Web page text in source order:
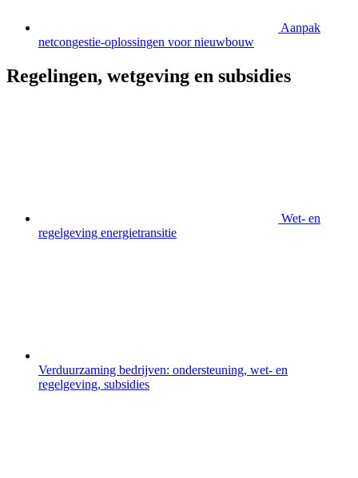
Aanpak
netcongestie-oplossingen voor nieuwbouw
Regelingen, wetgeving en subsidies
Wet- en
regelgeving energietransitie
Verduurzaming bedrijven: ondersteuning, wet- en
regelgeving, subsidies